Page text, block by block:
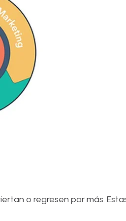
o regresen por más.